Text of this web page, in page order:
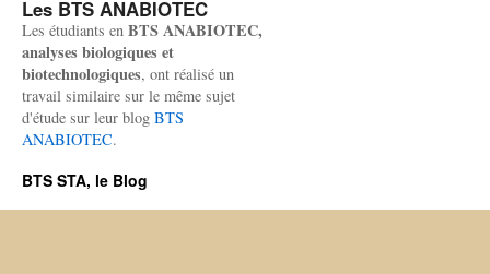
Les BTS ANABIOTEC
Les étudiants en BTS ANABIOTEC,
analyses biologiques et
biotechnologiques, ont réalisé un
travail similaire sur le même sujet
d'étude sur leur blog BTS
ANABIOTEC.
BTS STA, le Blog